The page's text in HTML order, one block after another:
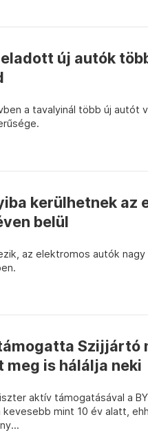
eladott új autók
a tavalyinál több új
kerülhetnek az
belül
az elektromos autók
Szijjártó
meg is hálálja neki
aktív támogatásával a
kevesebb mint 10 év alatt,